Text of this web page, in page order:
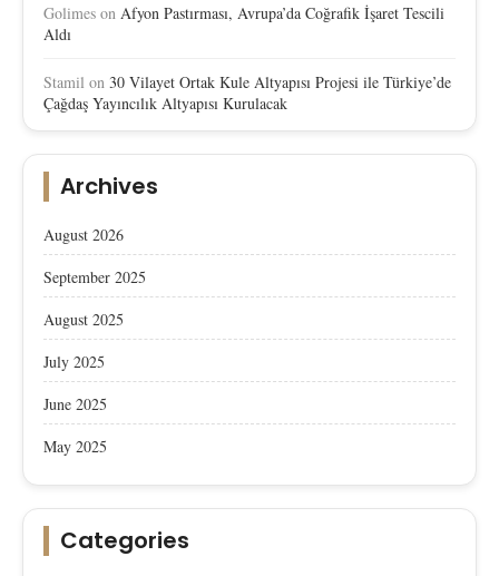
Golimes on Afyon Pastırması, Avrupa’da Coğrafik İşaret Tescili
Aldı
Stamil on 30 Vilayet Ortak Kule Altyapısı Projesi ile Türkiye’de
Çağdaş Yayıncılık Altyapısı Kurulacak
Archives
August 2026
September 2025
August 2025
July 2025
June 2025
May 2025
Categories